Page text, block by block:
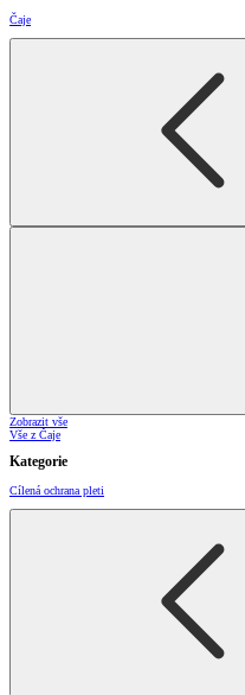
Čaje
Zobrazit vše
Vše z Čaje
Kategorie
Cílená ochrana pleti